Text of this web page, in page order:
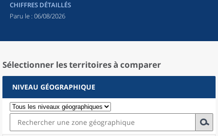
CHIFFRES DÉTAILLÉS
Paru le : 06/08/2026
Sélectionner les territoires à comparer
NIVEAU GÉOGRAPHIQUE